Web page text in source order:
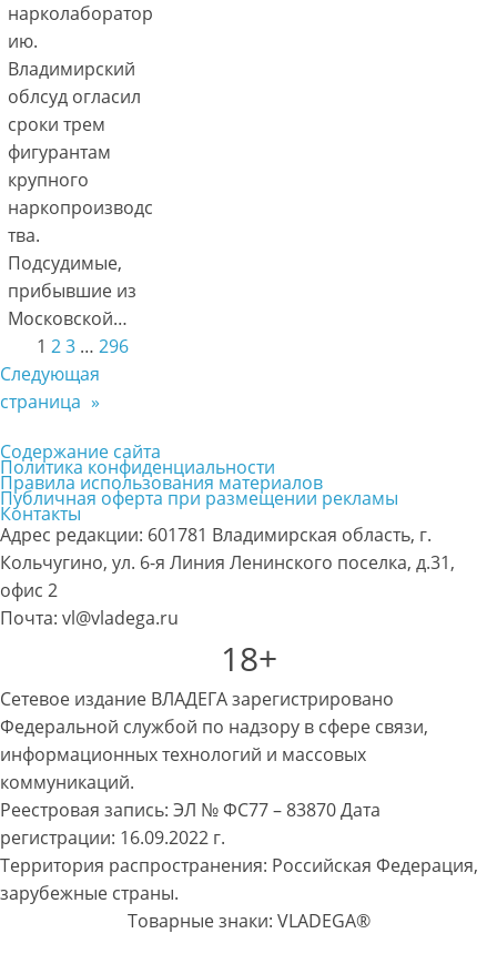
нарколаборатор
ию.
Владимирский
облсуд огласил
сроки трем
фигурантам
крупного
наркопроизводс
тва.
Подсудимые,
прибывшие из
Московской…
1 23 … 296
Следующая
страница »
Содержание сайта
Политика конфиденциальности
Правила использования материалов
Публичная оферта при размещении рекламы
Контакты
Адрес редакции: 601781 Владимирская область, г.
Кольчугино, ул. 6-я Линия Ленинского поселка, д.31,
офис 2
Почта: vl@vladega.ru
18+
Сетевое издание ВЛАДЕГА зарегистрировано
Федеральной службой по надзору в сфере связи,
информационных технологий и массовых
коммуникаций.
Реестровая запись: ЭЛ № ФС77 – 83870 Дата
регистрации: 16.09.2022 г.
Территория распространения: Российская Федерация,
зарубежные страны.
Товарные знаки: VLADEGA®